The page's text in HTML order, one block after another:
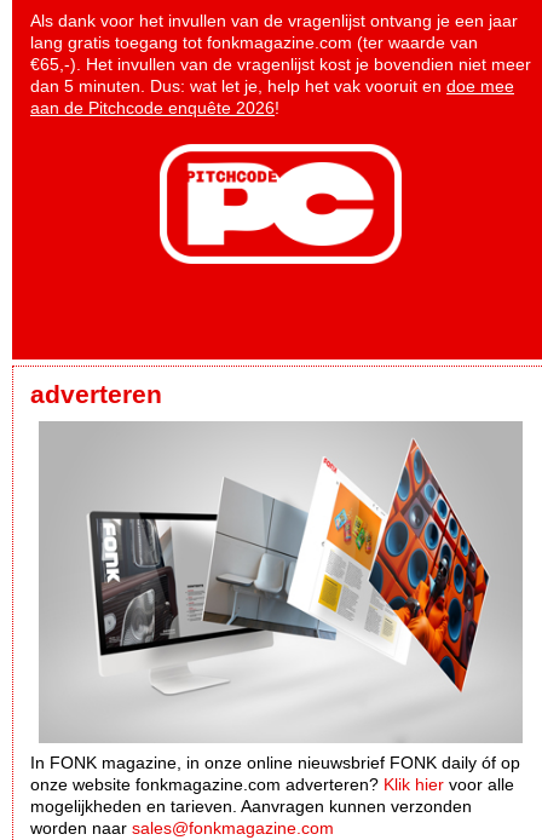
Als dank voor het invullen van de vragenlijst ontvang je een jaar
lang gratis toegang tot fonkmagazine.com (ter waarde van
€65,-). Het invullen van de vragenlijst kost je bovendien niet meer
dan 5 minuten. Dus: wat let je, help het vak vooruit en doe mee
aan de Pitchcode enquête 2026!
adverteren
In FONK magazine, in onze online nieuwsbrief FONK daily óf op
onze website fonkmagazine.com adverteren? Klik hier voor alle
mogelijkheden en tarieven. Aanvragen kunnen verzonden
worden naar sales@fonkmagazine.com